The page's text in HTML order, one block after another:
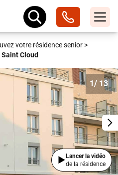
votre résidence senior >
Saint Cloud
1/ 13
Lancer la vidéo
de la résidence